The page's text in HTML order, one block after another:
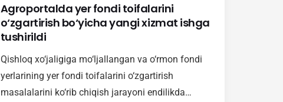
Agroportalda yer fondi toifalarini
o‘zgartirish bo‘yicha yangi xizmat ishga
tushirildi
Qishloq xo‘jaligiga mo‘ljallangan va o‘rmon fondi
yerlarining yer fondi toifalarini o‘zgartirish
masalalarini ko‘rib chiqish jarayoni endilikda